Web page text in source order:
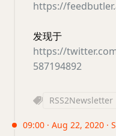
https://
发现于
https://
587194892
RSS2Newsletter
09:00 · Aug 22, 2020 ·